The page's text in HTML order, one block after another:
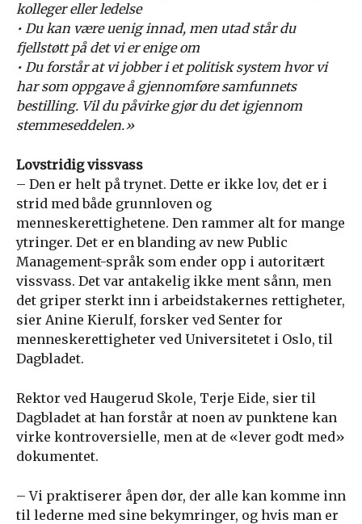
kolleger eller ledelse
• Du kan være uenig innad, men utad står du
fjellstøtt på det vi er enige om
• Du forstår at vi jobber i et politisk system hvor vi
har som oppgave å gjennomføre samfunnets
bestilling. Vil du påvirke gjør du det igjennom
stemmeseddelen.»
Lovstridig vissvass
– Den er helt på trynet. Dette er ikke lov, det er i
strid med både grunnloven og
menneskerettighetene. Den rammer alt for mange
ytringer. Det er en blanding av new Public
Management-språk som ender opp i autoritært
vissvass. Det var antakelig ikke ment sånn, men
det griper sterkt inn i arbeidstakernes rettigheter,
sier Anine Kierulf, forsker ved Senter for
menneskerettigheter ved Universitetet i Oslo, til
Dagbladet.
Rektor ved Haugerud Skole, Terje Eide, sier til
Dagbladet at han forstår at noen av punktene kan
virke kontroversielle, men at de «lever godt med»
dokumentet.
– Vi praktiserer åpen dør, der alle kan komme inn
til lederne med sine bekymringer, og hvis man er